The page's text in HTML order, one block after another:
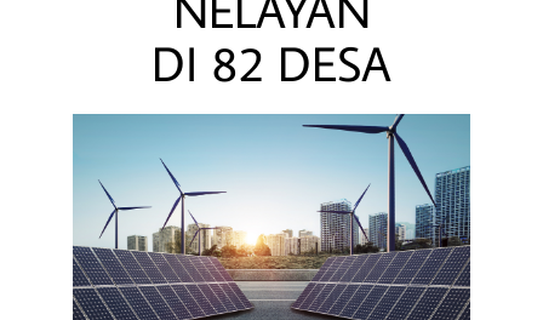
DI 82 DESA